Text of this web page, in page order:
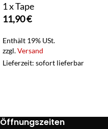
1 x Tape
11,90€
Enthält 19% USt.
zzgl.Versand
Lieferzeit: sofort lieferbar
Öffnungszeiten